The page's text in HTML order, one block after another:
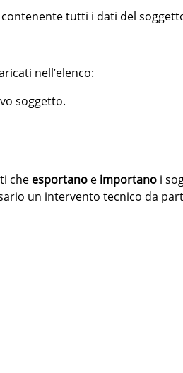
contenente tutti i dati del
nell’elenco:
soggetto.
che esportano e importano i
un intervento tecnico da